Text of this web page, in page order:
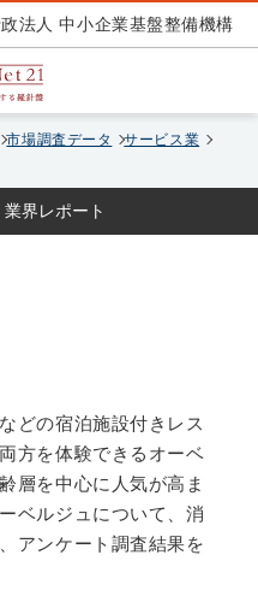
法人 中小企業基盤整備機構
市場調査データ
サービス業
界レポート
どの宿泊施設付きレス
方を体験できるオーベ
層を中心に人気が高ま
ベルジュについて、消
アンケート調査結果を